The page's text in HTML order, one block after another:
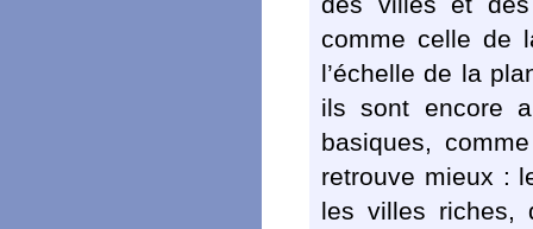
comme celle de
l’échelle de la
ils sont encore
basiques,
retrouve mieux :
les villes riches,